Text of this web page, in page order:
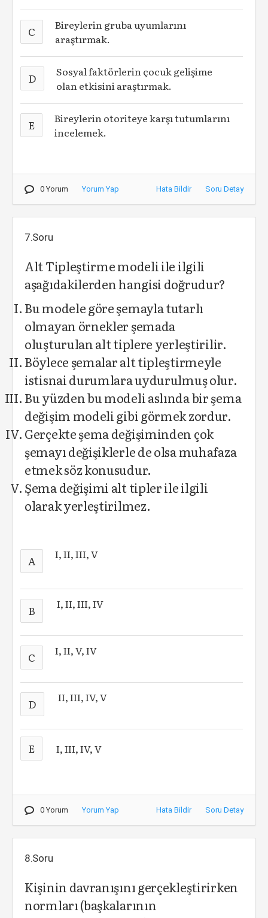
C
Bireylerin gruba uyumlarını
araştırmak.
D
Sosyal faktörlerin çocuk gelişime
olan etkisini araştırmak.
E
Bireylerin otoriteye karşı tutumlarını
incelemek.
0 Yorum Yorum Yap Hata Bildir Soru Detay
7.Soru
Alt Tipleştirme modeli ile ilgili
aşağıdakilerden hangisi doğrudur?
Bu modele göre şemayla tutarlı
olmayan örnekler şemada
oluşturulan alt tiplere yerleştirilir.
Böylece şemalar alt tipleştirmeyle
istisnai durumlara uydurulmuş olur.
Bu yüzden bu modeli aslında bir şema
değişim modeli gibi görmek zordur.
Gerçekte şema değişiminden çok
şemayı değişiklerle de olsa muhafaza
etmek söz konusudur.
Şema değişimi alt tipler ile ilgili
olarak yerleştirilmez.
A I, II, III, V
B I, II, III, IV
C I, II, V, IV
D II, III, IV, V
E I, III, IV, V
0 Yorum Yorum Yap Hata Bildir Soru Detay
8.Soru
Kişinin davranışını gerçekleştirirken
normları (başkalarının